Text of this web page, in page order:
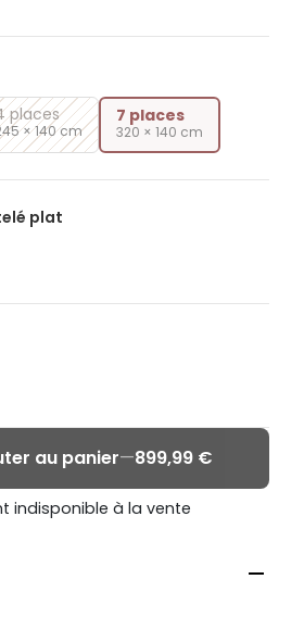
places
× 140 cm
7 places
320 × 140 cm
plat
au panier—899,99 €
indisponible à la vente
